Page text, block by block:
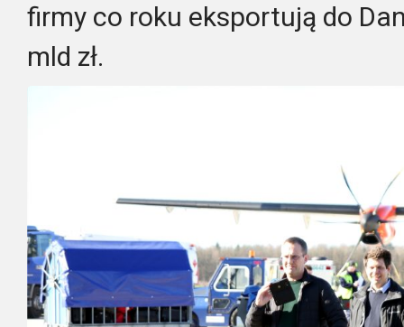
firmy co roku eksportują do
mld zł.